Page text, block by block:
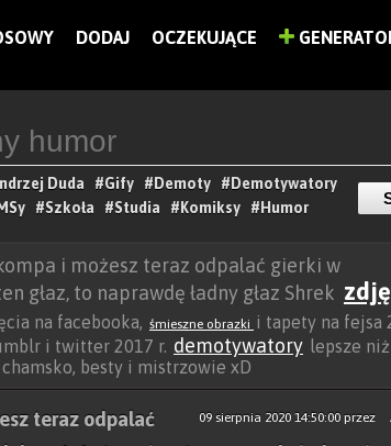
DODAJ OCZEKUJĄCE
Duda #Gify #Demoty
#Demotywatory
#Szkoła #Studia #Komiksy #Humor
i możesz teraz odpalać gierki w
głaz, to naprawdę ładny głaz Shrek
na facebooka, śmieszne obrazki i tapety na fejsa
i twitter 2017 r. demotywatory lepsze
besty i mistrzowie xD
09 sierpnia 2020 14:50:00przez
teraz odpalać